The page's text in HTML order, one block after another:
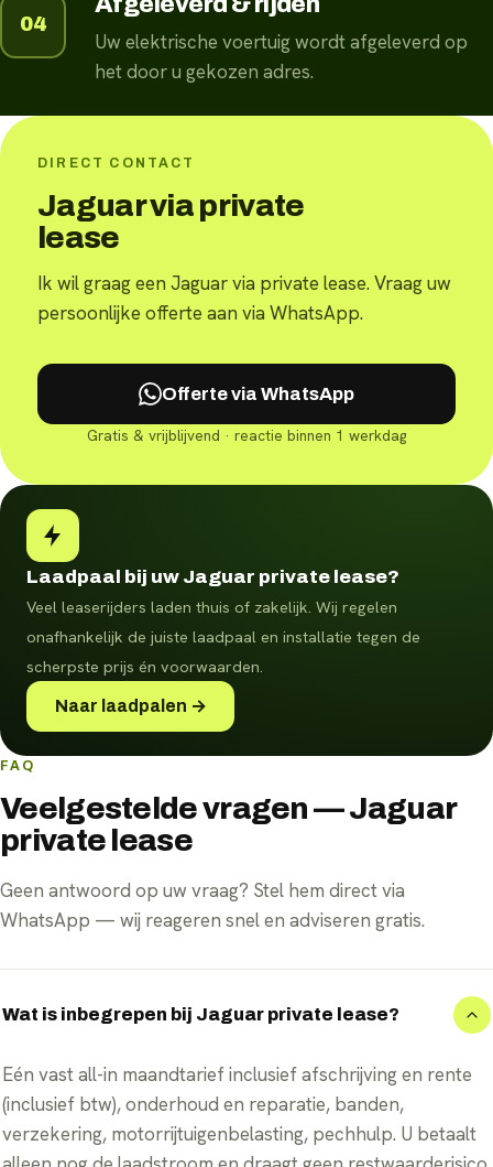
04
Uw elektrische voertuig wordt afgeleverd op
het door u gekozen adres.
DIRECT CONTACT
Jaguar via private
lease
Ik wil graag een Jaguar via private lease. Vraag uw
persoonlijke offerte aan via WhatsApp.
Offerte via WhatsApp
Gratis & vrijblijvend · reactie binnen 1 werkdag
Laadpaal bij uw Jaguar private lease?
Veel leaserijders laden thuis of zakelijk. Wij regelen
onafhankelijk de juiste laadpaal en installatie tegen de
scherpste prijs én voorwaarden.
Naar laadpalen →
FAQ
Veelgestelde vragen — Jaguar
private lease
Geen antwoord op uw vraag? Stel hem direct via
WhatsApp — wij reageren snel en adviseren gratis.
Wat is inbegrepen bij Jaguar private lease?
Eén vast all-in maandtarief inclusief afschrijving en rente
(inclusief btw), onderhoud en reparatie, banden,
verzekering, motorrijtuigenbelasting, pechhulp. U betaalt